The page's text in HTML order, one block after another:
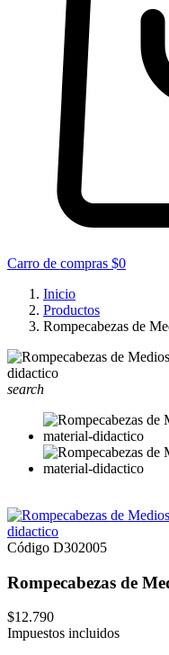
Carro de compras $0
Inicio
Productos
Rompecabezas de
search
Código D302005
Rompecabezas de
$12.790
Impuestos incluidos